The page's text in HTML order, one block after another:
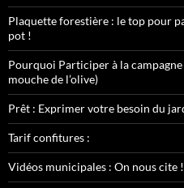
Plaquette forestière : le top pour
pot !
Pourquoi Participer à la
mouche de l’olive)
Prêt : Exprimer votre besoin du
Tarif confitures :
Vidéos municipales : On nous cite !